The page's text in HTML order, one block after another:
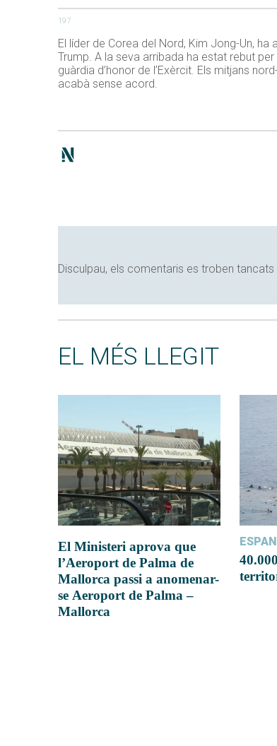
197
El líder de Corea del Nord, Kim Jong-Un,
Trump. A la seva arribada ha estat rebut
guàrdia d’honor de l’Exèrcit. Els mitjans
acabà sense acord.
Disculpau, els comentaris es troben tancats
EL MÉS LLEGIT
El Ministeri aprova que
l’Aeroport de Palma de
Mallorca passi a anomenar-
se Aeroport de Palma –
Mallorca